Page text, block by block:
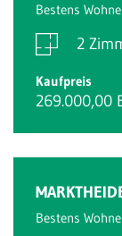
Bestens
2
Kaufpreis
269.000,00
Bestens